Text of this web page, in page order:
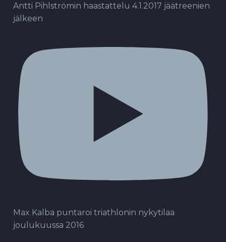
Antti Pihlströmin haastattelu 4.1.2017 jäätreenien
jälkeen
Max Kalba puntaroi triathlonin nykytilaa
joulukuussa 2016